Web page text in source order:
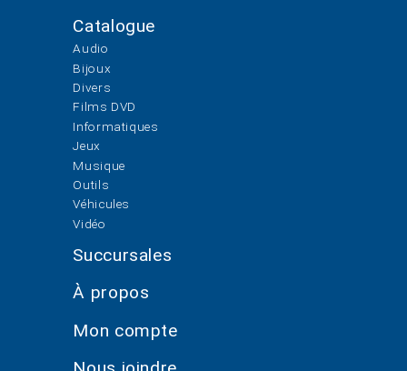
Catalogue
Audio
Bijoux
Divers
Films DVD
Informatiques
Jeux
Musique
Outils
Véhicules
Vidéo
Succursales
À propos
Mon compte